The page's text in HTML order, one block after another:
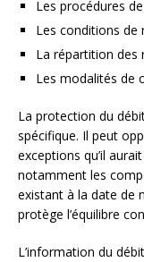
Les procédures
Les conditions de
La répartition des
Les modalités de
La protection du
spécifique. Il peut
exceptions qu’il
notamment les
existant à la date de
protège l’équilibre
L’information du